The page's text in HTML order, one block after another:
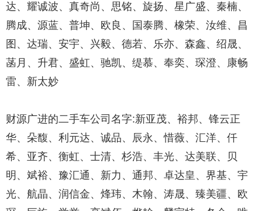
达、耀诚波、真奇尚、思铭、旋扬、星广盛、秦楠、
腾成、源蓝、普坤、欧良、国泰腾、橡荣、汝维、昌
图、达瑞、安宇、兴毅、德若、乐亦、森鑫、绍晟、
菡月、升君、盛虹、驰凯、缇慕、奉奕、琛澄、康畅
雷、新太妙
财源广进的二手车公司名字:新亚茂、裕邦、锋云正
华、朵馥、利元达、诚品、辰永、惜薇、汇洋、仟
希、亚齐、衡虹、士清、杉浩、丰光、达美联、贝
明、斌裕、豫汇通、新力、通邦、卓达皇、界基、宇
光、航晶、润信金、烽玮、木翰、涛晟、臻美疆、欧